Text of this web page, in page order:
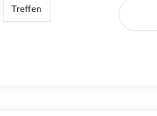
Treffen